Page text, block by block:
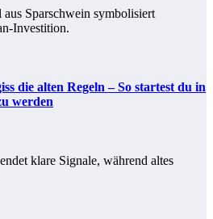
die alten Regeln – So startest du in
werden